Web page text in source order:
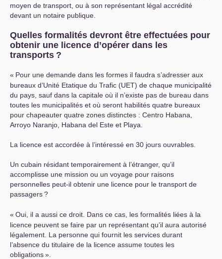
moyen de transport, ou à son représentant légal accrédité
devant un notaire publique.
Quelles formalités devront être effectuées pour
obtenir une licence d’opérer dans les
transports ?
« Pour une demande dans les formes il faudra s’adresser aux
bureaux d’Unité Etatique du Trafic (UET) de chaque municipalité
du pays, sauf dans la capitale où il n’existe pas de bureau dans
toutes les municipalités et où seront habilités quatre bureaux
pour chapeauter quatre zones distinctes : Centro Habana,
Arroyo Naranjo, Habana del Este et Playa.
La licence est accordée à l’intéressé en 30 jours ouvrables.
Un cubain résidant temporairement à l’étranger, qu’il
accomplisse une mission ou un voyage pour raisons
personnelles peut-il obtenir une licence pour le transport de
passagers?
« Oui, il a aussi ce droit. Dans ce cas, les formalités liées à la
licence peuvent se faire par un représentant qu’il aura autorisé
légalement. La personne qui fournit les services durant
l’absence du titulaire de la licence assume toutes les
obligations».